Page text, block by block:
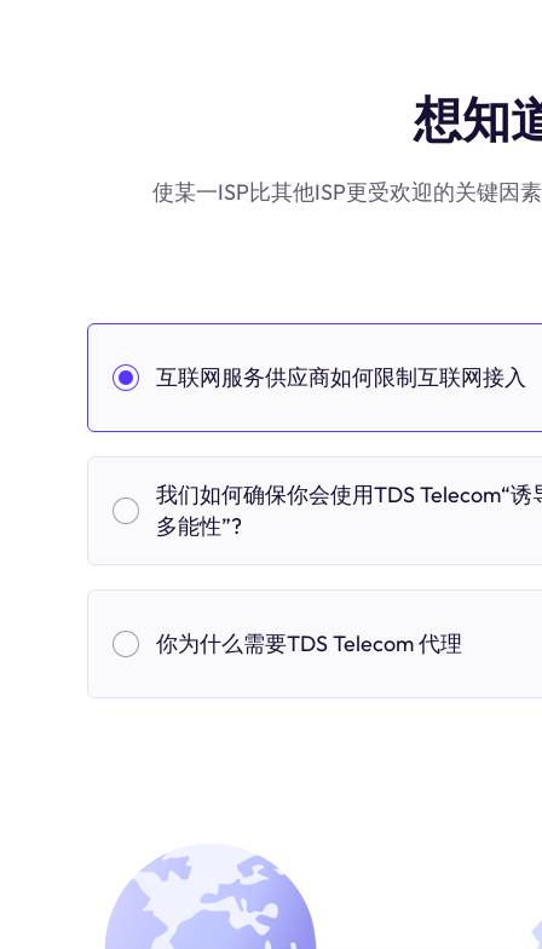
想知
使某一ISP比其他ISP更受欢迎的关键因
互联网服务供应商如何限制互联网接入
我们如何确保你会使用TDS Telecom“诱
多能性”?
你为什么需要TDS Telecom 代理